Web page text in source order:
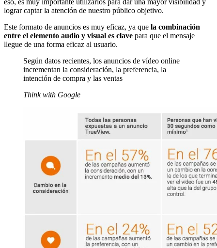
lograr captar la atención de nuestro público objetivo.
Este formato de anuncios es muy eficaz, ya que la combinación
entre el elemento audio y visual es clave para que el mensaje
llegue de una forma eficaz al usuario.
Según datos recientes, los anuncios de vídeo online
incrementan la consideración, la preferencia, la
intención de compra y las ventas
Think with Google